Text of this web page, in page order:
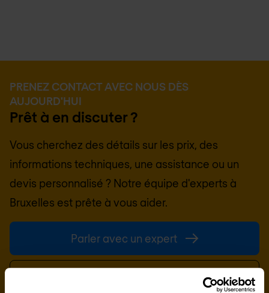
PRENEZ CONTACT AVEC NOUS DÈS
AUJOURD'HUI
Prêt à en discuter ?
Vous cherchez des détails sur les prix, des
informations techniques, une assistance ou un
devis personnalisé ? Notre équipe d'experts à
Bruxelles est prête à vous aider.
Parler avec un expert